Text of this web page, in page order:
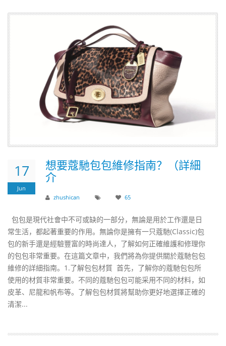
17
Jun
想要蔻馳包包維修指南？（詳細
介
zhushican 65
包包是現代社會中不可或缺的一部分，無論是用於工作還是日
常生活，都起著重要的作用。無論你是擁有一只蔻馳(Classic)包
包的新手還是經驗豐富的時尚達人，了解如何正確維護和修理你
的包包非常重要。在這篇文章中，我們將為你提供關於蔻馳包包
維修的詳細指南。1.了解包包材質 首先，了解你的蔻馳包包所
使用的材質非常重要。不同的蔻馳包包可能采用不同的材料，如
皮革、尼龍和帆布等。了解包包材質將幫助你更好地選擇正確的
清潔...